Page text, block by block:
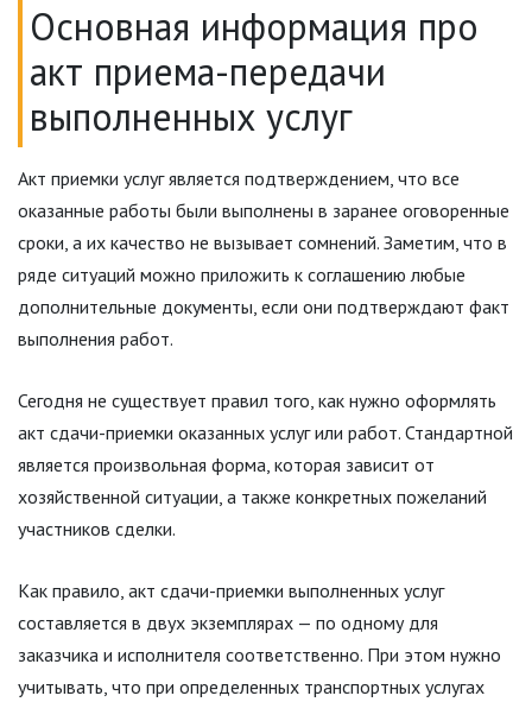
Основная информация про
акт приема-передачи
выполненных услуг
Акт приемки услуг является подтверждением, что все
оказанные работы были выполнены в заранее оговоренные
сроки, а их качество не вызывает сомнений. Заметим, что в
ряде ситуаций можно приложить к соглашению любые
дополнительные документы, если они подтверждают факт
выполнения работ.
Сегодня не существует правил того, как нужно оформлять
акт сдачи-приемки оказанных услуг или работ. Стандартной
является произвольная форма, которая зависит от
хозяйственной ситуации, а также конкретных пожеланий
участников сделки.
Как правило, акт сдачи-приемки выполненных услуг
составляется в двух экземплярах — по одному для
заказчика и исполнителя соответственно. При этом нужно
учитывать, что при определенных транспортных услугах